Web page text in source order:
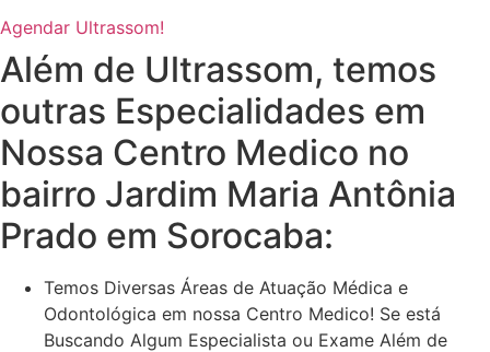
Agendar Ultrassom!
Além de Ultrassom, temos
outras Especialidades em
Nossa Centro Medico no
bairro Jardim Maria Antônia
Prado em Sorocaba:
Temos Diversas Áreas de Atuação Médica e
Odontológica em nossa Centro Medico! Se está
Buscando Algum Especialista ou Exame Além de